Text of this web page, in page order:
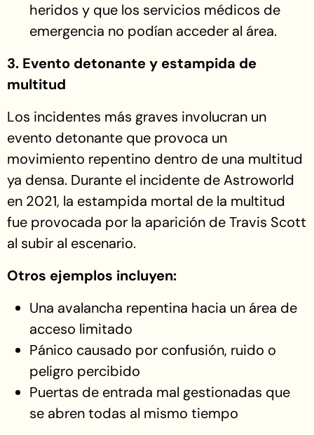
heridos y que los servicios médicos de
emergencia no podían acceder al área.
3. Evento detonante y estampida de
multitud
Los incidentes más graves involucran un
evento detonante que provoca un
movimiento repentino dentro de una multitud
ya densa. Durante el incidente de Astroworld
en 2021, la estampida mortal de la multitud
fue provocada por la aparición de Travis Scott
al subir al escenario.
Otros ejemplos incluyen:
Una avalancha repentina hacia un área de
acceso limitado
Pánico causado por confusión, ruido o
peligro percibido
Puertas de entrada mal gestionadas que
se abren todas al mismo tiempo